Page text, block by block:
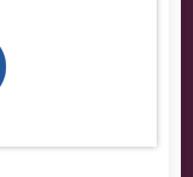
Если не удалось
«im
и мы